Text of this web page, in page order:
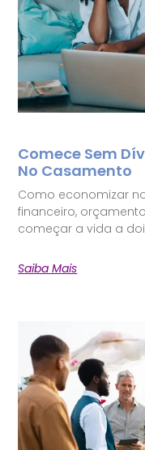
Comece Sem
No Casamento
Como economizar
financeiro,
começar a vida a
Saiba Mais